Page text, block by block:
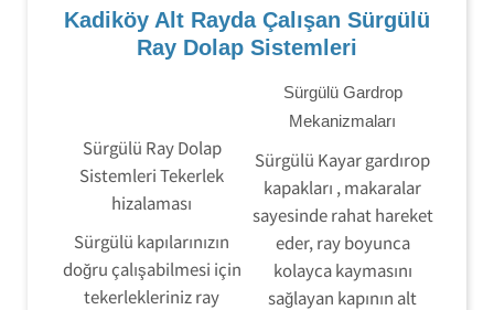
Kadiköy Alt Rayda Çalışan Sürgülü
Ray Dolap Sistemleri
Sürgülü Ray Dolap
Sistemleri Tekerlek
hizalaması
Sürgülü kapılarınızın
doğru çalışabilmesi için
tekerlekleriniz ray
Sürgülü Gardrop
Mekanizmaları
Sürgülü Kayar gardırop
kapakları , makaralar
sayesinde rahat hareket
eder, ray boyunca
kolayca kaymasını
sağlayan kapının alt